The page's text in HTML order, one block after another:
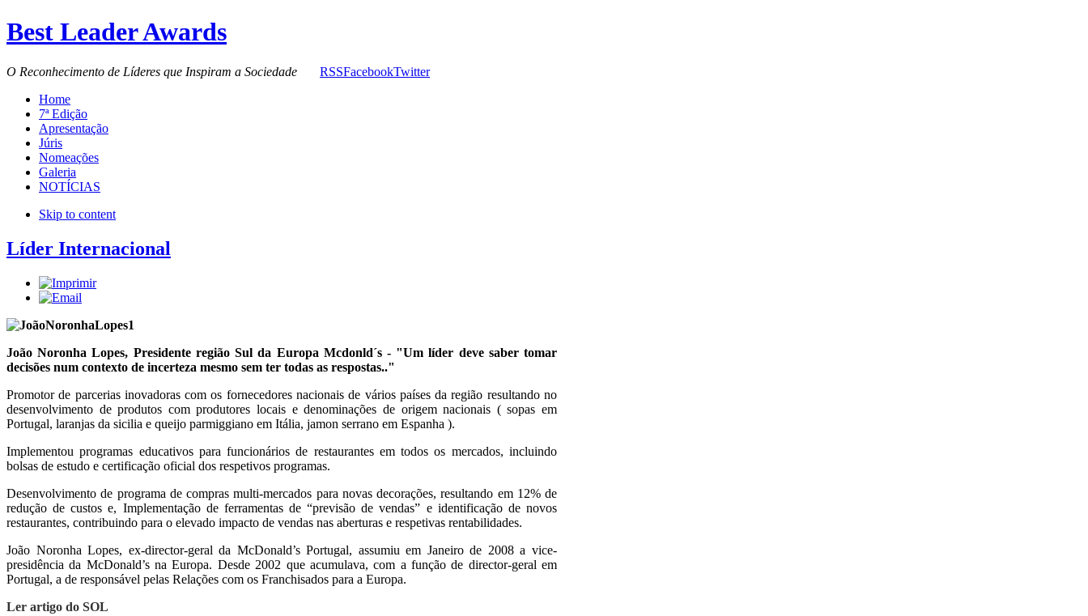
Best Leader Awards
O Reconhecimento de Líderes que Inspiram a Sociedade RSSFacebookTwitter
Home
7ª Edição
Apresentação
Júris
Nomeações
Galeria
NOTÍCIAS
Skip to content
Líder Internacional
João Noronha Lopes, Presidente região Sul da Europa Mcdonld´s - "Um líder deve saber tomar
decisões num contexto de incerteza mesmo sem ter todas as respostas.."
Promotor de parcerias inovadoras com os fornecedores nacionais de vários países da região resultando no
desenvolvimento de produtos com produtores locais e denominações de origem nacionais ( sopas em
Portugal, laranjas da sicilia e queijo parmiggiano em Itália, jamon serrano em Espanha ).
Implementou programas educativos para funcionários de restaurantes em todos os mercados, incluindo
bolsas de estudo e certificação oficial dos respetivos programas.
Desenvolvimento de programa de compras multi-mercados para novas decorações, resultando em 12% de
redução de custos e, Implementação de ferramentas de “previsão de vendas” e identificação de novos
restaurantes, contribuindo para o elevado impacto de vendas nas aberturas e respetivas rentabilidades.
João Noronha Lopes, ex-director-geral da McDonald’s Portugal, assumiu em Janeiro de 2008 a vice-
presidência da McDonald’s na Europa. Desde 2002 que acumulava, com a função de director-geral em
Portugal, a de responsável pelas Relações com os Franchisados para a Europa.
Ler artigo do SOL